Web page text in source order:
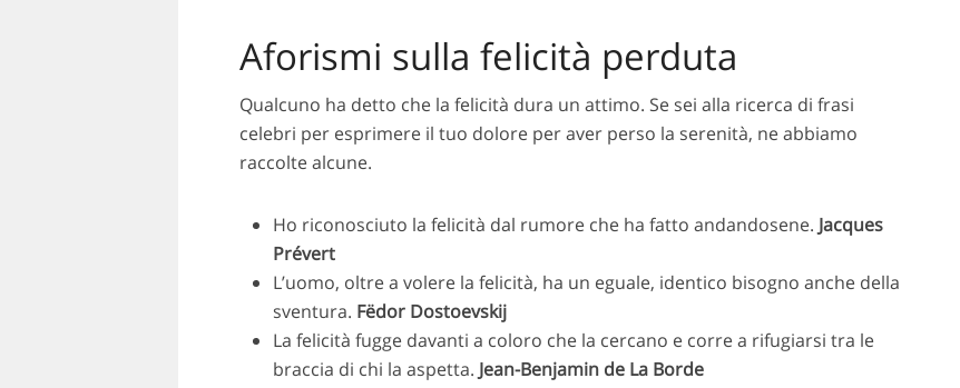
Aforismi sulla felicità perduta
Qualcuno ha detto che la felicità dura un attimo. Se sei alla ricerca di frasi
celebri per esprimere il tuo dolore per aver perso la serenità, ne abbiamo
raccolte alcune.
Ho riconosciuto la felicità dal rumore che ha fatto andandosene. Jacques
Prévert
L’uomo, oltre a volere la felicità, ha un eguale, identico bisogno anche della
sventura. Fëdor Dostoevskij
La felicità fugge davanti a coloro che la cercano e corre a rifugiarsi tra le
braccia di chi la aspetta. Jean-Benjamin de La Borde